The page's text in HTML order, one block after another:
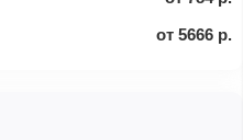
от 5666 р.